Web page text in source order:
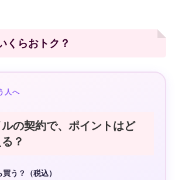
くらおトク？
人へ
の契約で、ポイントはど
？
う？（税込）